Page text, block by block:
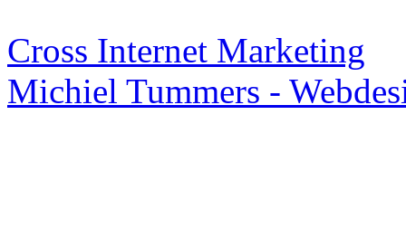
Cross Internet Marketing
Michiel Tummers -